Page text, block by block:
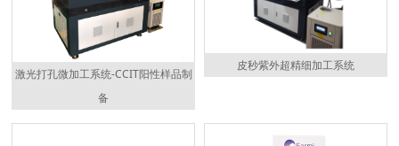
激光打孔微加工系统-CCIT阳性样品制
备
皮秒紫外超精细加工系统